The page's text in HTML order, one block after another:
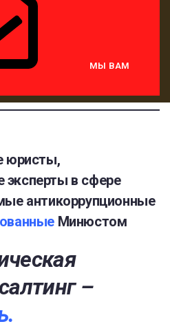
МЫ ВАМ
юристы,
эксперты в сфере
антикоррупционные
Минюстом
–
.